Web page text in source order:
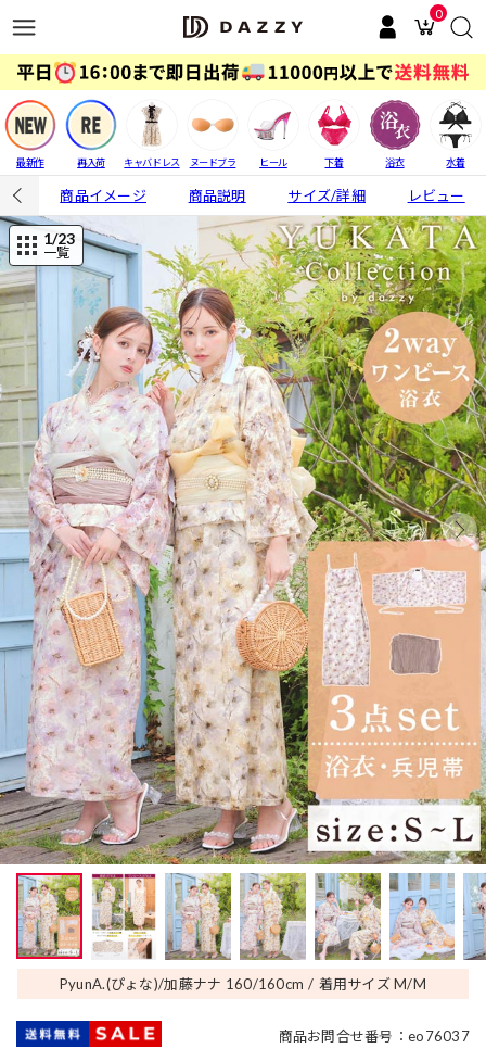
0
最新作 再入荷 キャバドレス ヌードブラ ヒール 下着 浴衣 水着
商品イメージ 商品説明 サイズ/詳細 レビュー
1/23
一覧
PyunA.(ぴょな)/加藤ナナ 160/160cm 着用サイズ M/M
商品お問合せ番号：eo76037